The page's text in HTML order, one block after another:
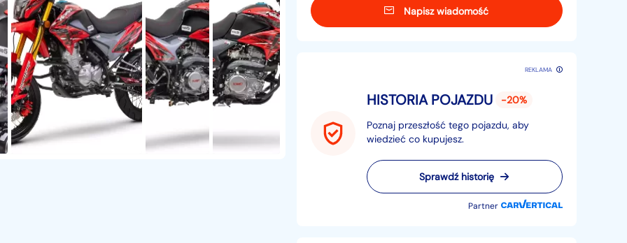
Napisz wiadomość
REKLAMA
HISTORIA POJAZDU
-20%
Poznaj przeszłość tego pojazdu, aby
wiedzieć co kupujesz.
Sprawdź historię
Partner